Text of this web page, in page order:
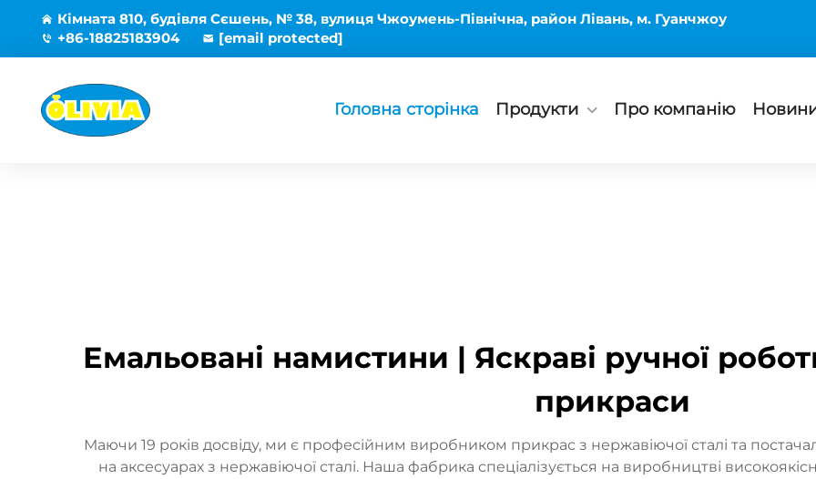
Кімната 810, будівля Сєшень, № 38, вулиця Чжоумень-Північна, район Лівань, м. Гуанчжоу
+86-18825183904
[email protected]
Головна сторінка Продукти Про компанію
Емальовані намистини | Яскраві ручної
прикраси
Маючи 19 років досвіду, ми є професійним виробником прикрас з нержавіючої сталі та
на аксесуарах з нержавіючої сталі. Наша фабрика спеціалізується на виробництві